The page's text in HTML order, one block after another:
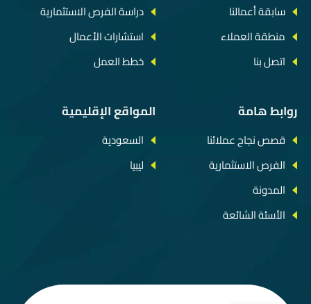
سابقة أعمالنا
منطقة العملاء
اتصل بنا
دراسة الفرص الاستثمارية
استشارات الأعمال
خطط العمل
روابط هامة
قصص نجاح عملائنا
الفرص الاستثمارية
المدونة
الأسئة الشائعة
المواقع الإقليمية
السعودية
ليبيا